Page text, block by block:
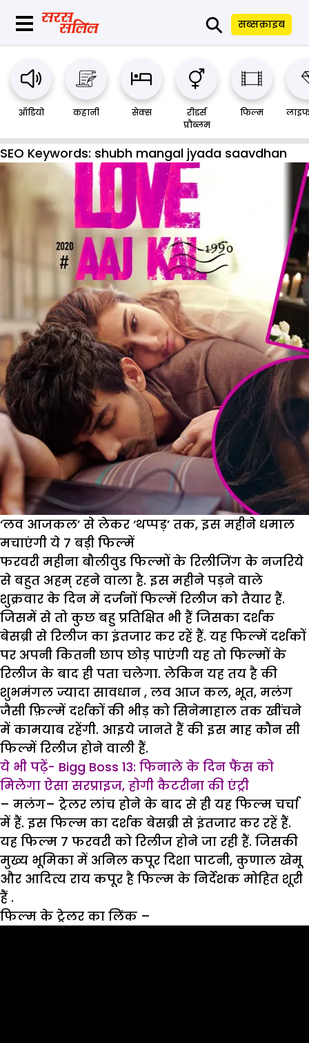
⚲ सब्सक्राइब
ऑडियो कहानी सेक्स
रीडर्स
प्रौब्लम
फिल्म
SEO Keywords: shubh mangal jyada saavdhan
‘लव आजकल’ से लेकर ‘थप्पड़’ तक, इस महीने धमाल
मचाएंगी ये 7 बड़ी फिल्में
फरवरी महीना बौलीवुड फिल्मों के रिलीजिंग के नजरिये
से बहुत अहम् रहने वाला है. इस महीने पड़ने वाले
शुक्रवार के दिन में दर्जनों फिल्में रिलीज को तैयार हैं.
जिसमें से तो कुछ बहु प्रतिक्षित भी हैं जिसका दर्शक
बेसब्री से रिलीज का इंतजार कर रहें हैं. यह फिल्में दर्शकों
पर अपनी कितनी छाप छोड़ पाएंगी यह तो फिल्मों के
रिलीज के बाद ही पता चलेगा. लेकिन यह तय है की
शुभमंगल ज्यादा सावधान , लव आज कल, भूत, मलंग
जैसी फ़िल्में दर्शकों की भीड़ को सिनेमाहाल तक खींचने
में कामयाब रहेंगी. आइये जानते हैं की इस माह कौन सी
फिल्में रिलीज होने वाली हैं.
ये भी पढ़ें- Bigg Boss 13: फिनाले के दिन फैंस को
मिलेगा ऐसा सरप्राइज, होगी कैटरीना की एंट्री
– मलंग– ट्रेलर लांच होने के बाद से ही यह फिल्म चर्चा
में हैं. इस फिल्म का दर्शक बेसब्री से इंतजार कर रहें हैं.
यह फिल्म 7 फरवरी को रिलीज होने जा रही हैं. जिसकी
मुख्य भूमिका में अनिल कपूर दिशा पाटनी, कुणाल खेमू
और आदित्य राय कपूर है फिल्म के निर्देशक मोहित शूरी
हैं .
फिल्म के ट्रेलर का लिंक –